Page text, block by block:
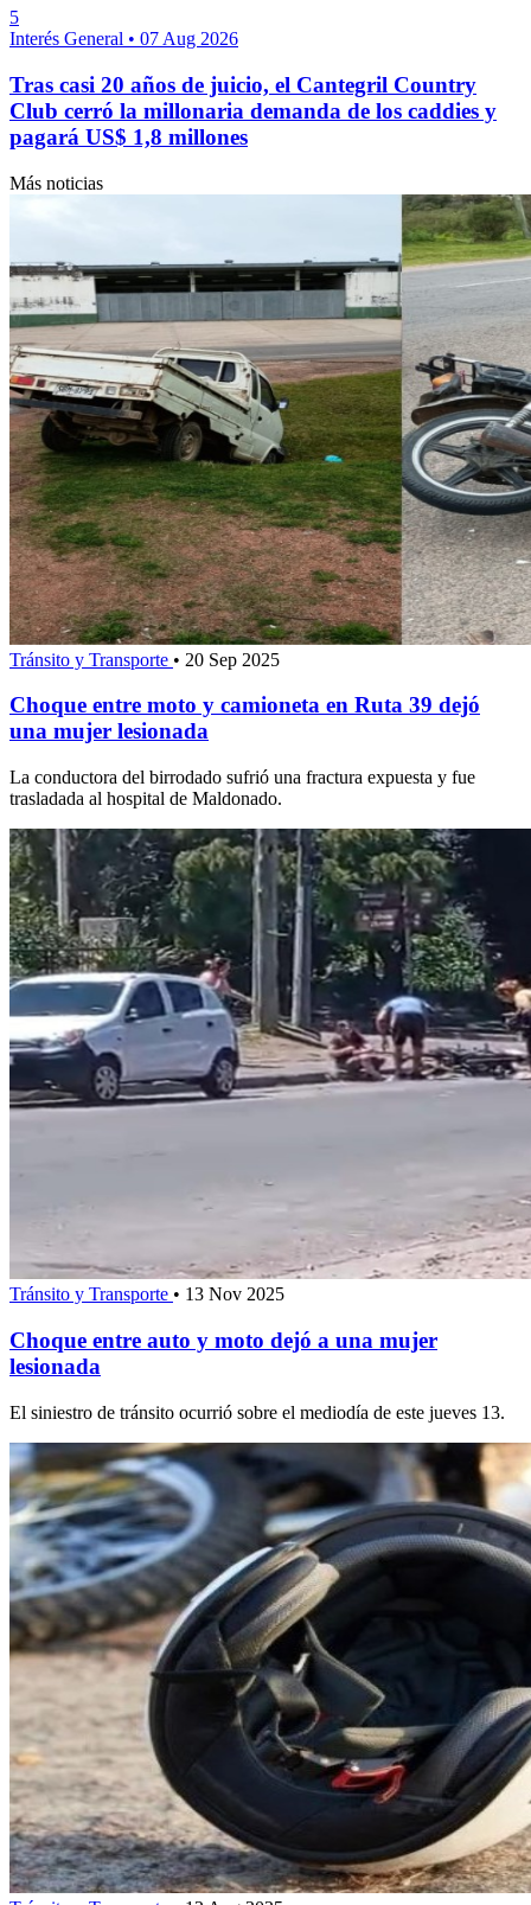
5
Interés General • 07 Aug 2026
Tras casi 20 años de juicio, el Cantegril Country
Club cerró la millonaria demanda de los caddies y
pagará US$ 1,8 millones
Más noticias
Tránsito y Transporte • 20 Sep 2025
Choque entre moto y camioneta en Ruta 39 dejó
una mujer lesionada
La conductora del birrodado sufrió una fractura expuesta y fue
trasladada al hospital de Maldonado.
Tránsito y Transporte • 13 Nov 2025
Choque entre auto y moto dejó a una mujer
lesionada
El siniestro de tránsito ocurrió sobre el mediodía de este jueves 13.